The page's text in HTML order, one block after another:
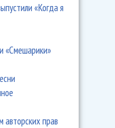
Find Me, Grenouer и
«Когда я
«Смешарики»
авторских прав